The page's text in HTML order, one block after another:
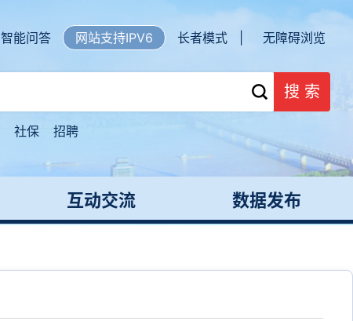
智能问答 网站支持IPV6 长者模式 | 无障碍浏览
搜 索
社保 招聘
互动交流 数据发布